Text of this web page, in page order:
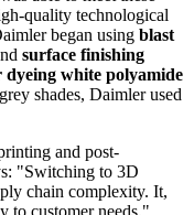
quality technological
began using blast
surface finishing
dyeing white polyamide
shades, Daimler used
and post-
"Switching to 3D
chain complexity. It,